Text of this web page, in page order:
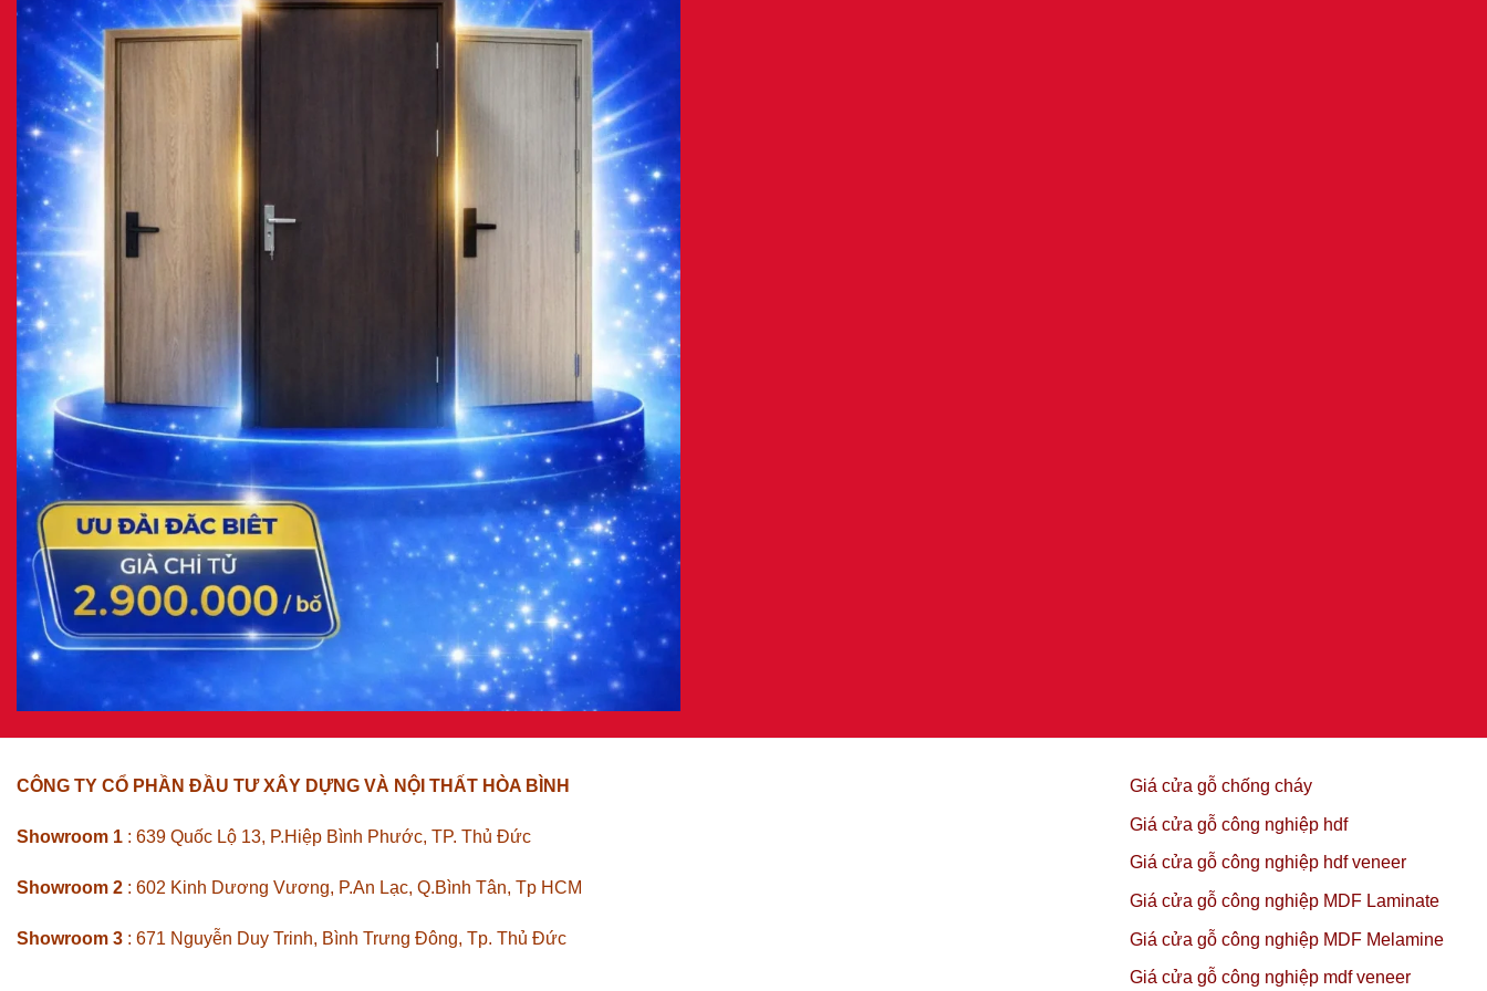
CÔNG TY CỔ PHẦN ĐẦU TƯ XÂY DỰNG VÀ NỘI THẤT HÒA BÌNH
Showroom 1 : 639 Quốc Lộ 13, P.Hiệp Bình Phước, TP. Thủ Đức
Showroom 2 : 602 Kinh Dương Vương, P.An Lạc, Q.Bình Tân, Tp HCM
Showroom 3 : 671 Nguyễn Duy Trinh, Bình Trưng Đông, Tp. Thủ Đức
Giá cửa gỗ chống cháy
Giá cửa gỗ công nghiệp hdf
Giá cửa gỗ công nghiệp hdf veneer
Giá cửa gỗ công nghiệp MDF Laminate
Giá cửa gỗ công nghiệp MDF Melamine
Giá cửa gỗ công nghiệp mdf veneer